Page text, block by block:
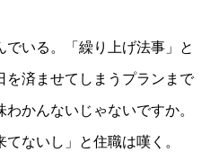
でいる。「繰り上げ法事」と
を済ませてしまうプランまで
かんないじゃないですか。
ないし」と住職は嘆く。